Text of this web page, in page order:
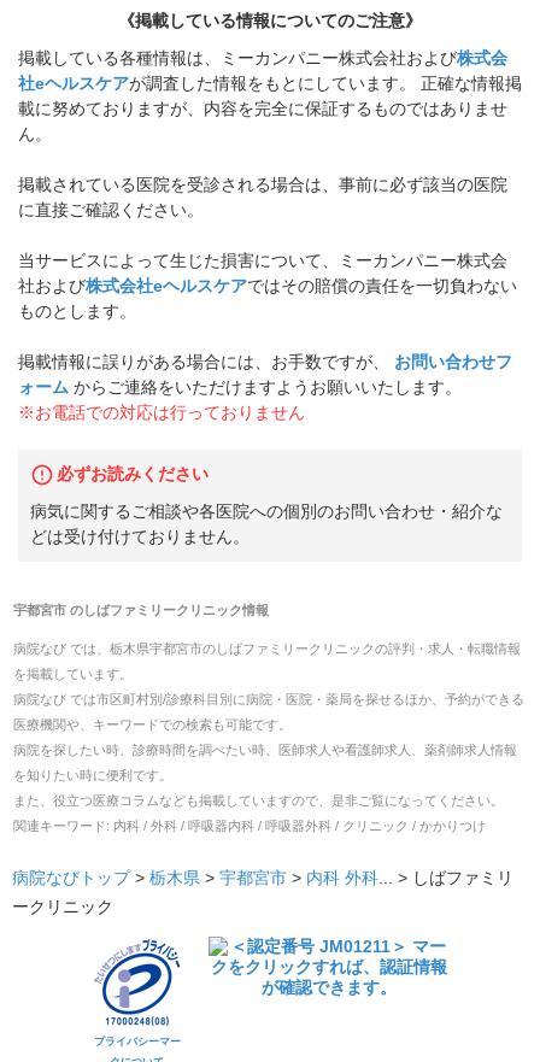
《掲載している情報についてのご注意》
掲載している各種情報は、ミーカンパニー株式会社および株式会
社eヘルスケアが調査した情報をもとにしています。 正確な情報掲
載に努めておりますが、内容を完全に保証するものではありませ
ん。
掲載されている医院を受診される場合は、事前に必ず該当の医院
に直接ご確認ください。
当サービスによって生じた損害について、ミーカンパニー株式会
社および株式会社eヘルスケアではその賠償の責任を一切負わない
ものとします。
掲載情報に誤りがある場合には、お手数ですが、
お問い合わせフ
ォーム からご連絡をいただけますようお願いいたします。
※お電話での対応は行っておりません
必ずお読みください
病気に関するご相談や各医院への個別のお問い合わせ・紹介な
どは受け付けておりません。
宇都宮市のしばファミリークリニック情報
病院なび では、 栃木県宇都宮市のしばファミリークリニックの評判・求人・転職情報
を掲載しています。
病院なび では市区町村別/診療科目別に病院・医院・薬局を探せるほか、予約ができる
医療機関や、キーワードでの検索も可能です。
病院を探したい時、診療時間を調べたい時、医師求人や看護師求人、薬剤師求人情報
を知りたい時に便利です。
また、役立つ医療コラムなども掲載していますので、是非ご覧になってください。
関連キーワード: 内科 / 外科 / 呼吸器内科 / 呼吸器外科 / クリニック / かかりつけ
病院なびトップ> 栃木県 > 宇都宮市 > 内科 外科 ... > しばファミリ
ークリニック
プライバシーマー